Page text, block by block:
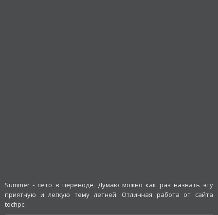
Summer - лето в переводе. Думаю можно как раз назвать эту
приятную и легкую тему летней. Отличная работа от сайта
tochpc.